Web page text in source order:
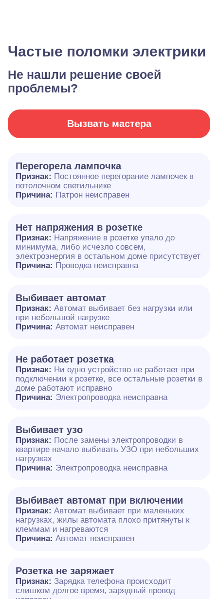
Частые поломки электрики
Не нашли решение своей
проблемы?
Вызвать мастера
Перегорела лампочка
Признак: Постоянное перегорание лампочек в
потолочном светильнике
Причина: Патрон неисправен
Нет напряжения в розетке
Признак: Напряжение в розетке упало до
минимума, либо исчезло совсем,
электроэнергия в остальном доме присутствует
Причина: Проводка неисправна
Выбивает автомат
Признак: Автомат выбивает без нагрузки или
при небольшой нагрузке
Причина: Автомат неисправен
Не работает розетка
Признак: Ни одно устройство не работает при
подключении к розетке, все остальные розетки в
доме работают исправно
Причина: Электропроводка неисправна
Выбивает узо
Признак: После замены электропроводки в
квартире начало выбивать УЗО при небольших
нагрузках
Причина: Электропроводка неисправна
Выбивает автомат при включении
Признак: Автомат выбивает при маленьких
нагрузках, жилы автомата плохо притянуты к
клеммам и нагреваются
Причина: Автомат неисправен
Розетка не заряжает
Признак: Зарядка телефона происходит
слишком долгое время, зарядный провод